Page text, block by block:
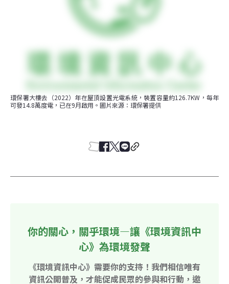
環保署大樓去（2022）年在屋頂設置光電系統，裝置容量約126.7KW，每年
可發14.8萬度電，已在9月啟用。圖片來源：環保署提供
你的關心，關乎環境—讓《環境資訊中
心》為環境發聲
《環境資訊中心》需要你的支持！我們相信唯有
資訊公開普及，才能促成民眾的參與和行動，邀